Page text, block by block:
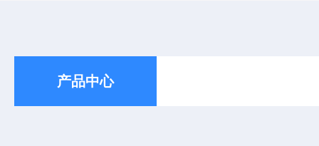
产品中心